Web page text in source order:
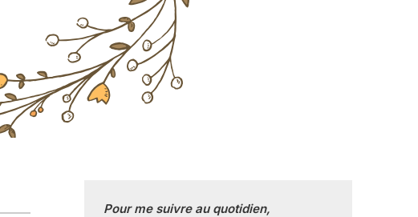
Pour me suivre au quotidien,